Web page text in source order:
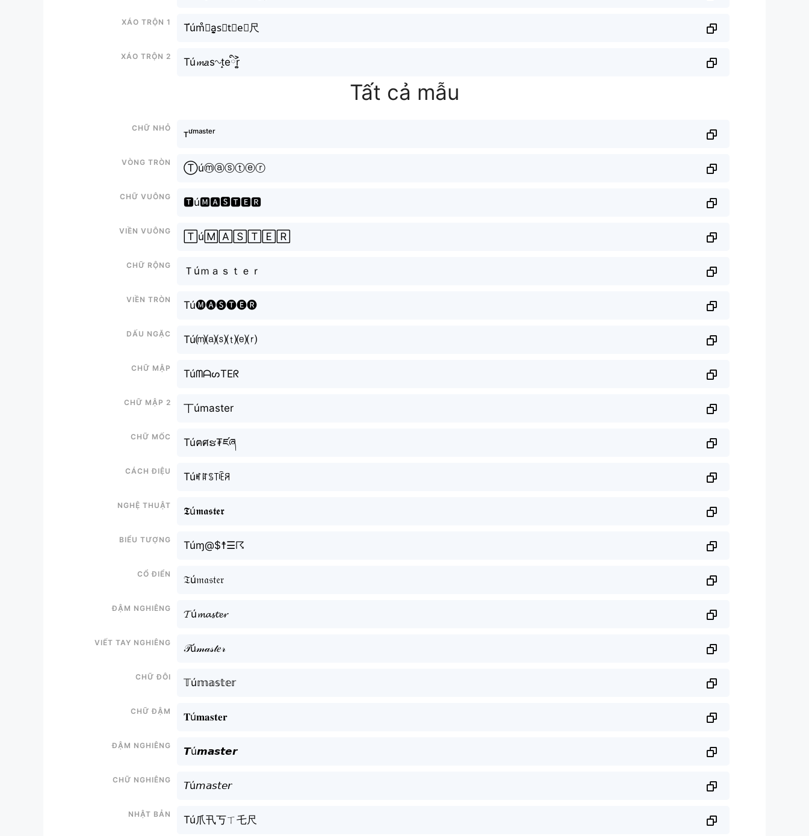
Xáo trộn 1
T́úm̊⫶a̬̤̯s⃣t⃗e⃕尺
Xáo trộn 2
Tú𝓶𝘢s∿t̝eིr͎͍͐
Tất cả mẫu
Chữ nhỏ
ᴛᵘ́ᵐᵃˢᵗᵉʳ
Vòng tròn
Ⓣúⓜⓐⓢⓣⓔⓡ
Chữ vuông
🆃ú🅼🅰🆂🆃🅴🆁
Viền vuông
🅃ú🄼🄰🅂🅃🄴🅁
Chữ rộng
Ｔúｍａｓｔｅｒ
Viền tròn
Tú🅜🅐🅢🅣🅔🅡
Dấu ngặc
Tú⒨⒜⒮⒯⒠⒭
Chữ mập
TúᗰᗩᔕTEᖇ
Chữ mập 2
丅úmaster
Chữ mốc
Túฅศຮ₮ཛཞ
Cách điệu
Túꎭꍏꌗ꓄ꍟꋪ
Nghệ thuật
𝕿ú𝖒𝖆𝖘𝖙𝖊𝖗
Biểu tượng
Túɱ@$☨☰☈
Cổ điển
𝔗ú𝔪𝔞𝔰𝔱𝔢𝔯
Đậm nghiêng
𝓣ú𝓶𝓪𝓼𝓽𝓮𝓻
Viết tay nghiêng
𝒯ú𝓂𝒶𝓈𝓉𝑒𝓇
Chữ đôi
𝕋ú𝕞𝕒𝕤𝕥𝕖𝕣
Chữ đậm
𝐓ú𝐦𝐚𝐬𝐭𝐞𝐫
Đậm nghiêng
𝙏ú𝙢𝙖𝙨𝙩𝙚𝙧
Chữ nghiêng
𝘛ú𝘮𝘢𝘴𝘵𝘦𝘳
Nhật bản
Tú爪卂丂ㄒ乇尺